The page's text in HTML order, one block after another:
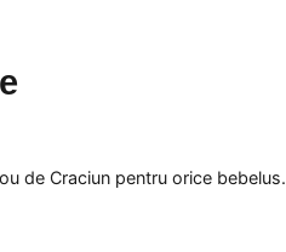
de Craciun pentru orice bebelus.